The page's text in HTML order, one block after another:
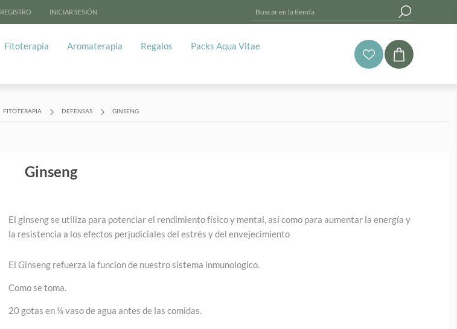
REGISTRO INICIAR SESIÓN
Fitoterapia Aromaterapia Regalos
Packs Aqua Vitae
FITOTERAPIA DEFENSAS GINSENG
Ginseng
El ginseng se utiliza para potenciar el rendimiento físico y mental, así como para aumentar la energía y
la resistencia a los efectos perjudiciales del estrés y del envejecimiento
El Ginseng refuerza la funcion de nuestro sistema inmunologico.
Como se toma.
20 gotas en ¼ vaso de agua antes de las comidas.